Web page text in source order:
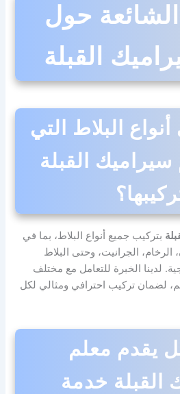
الشائعة حول
القبلة
أنواع البلاط التي
القبلة
بتركيب جميع أنواع البلاط، بما في
الرخام، الجرانيت، وحتى البلاط
لدينا الخبرة للتعامل مع مختلف
لضمان تركيب احترافي ومثالي لكل
هل يقدم معلم
القبلة خدمة